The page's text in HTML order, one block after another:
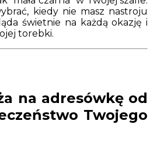
kiedy nie masz nastroju
świetnie na każdą okazję i
torebki.
na adresówkę od
Twojego